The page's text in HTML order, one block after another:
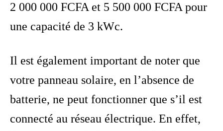
2 000 000 FCFA et 5 500 000 FCFA pour
une capacité de 3 kWc.
Il est également important de noter que
votre panneau solaire, en l’absence de
batterie, ne peut fonctionner que s’il est
connecté au réseau électrique. En effet,